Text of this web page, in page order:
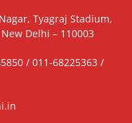
Tyagraj Stadium,
Delhi – 110003
/ 011-68225363 /